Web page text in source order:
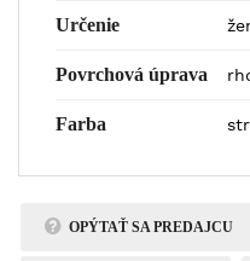
Určenie
Povrchová úprava
Farba
OPÝTAŤ SA PREDAJCU